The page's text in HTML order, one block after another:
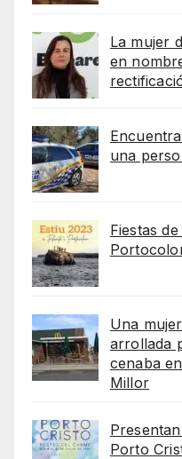
La mujer
en
una
Fiestas
Una
arrollada
cenaba
Millor
Porto